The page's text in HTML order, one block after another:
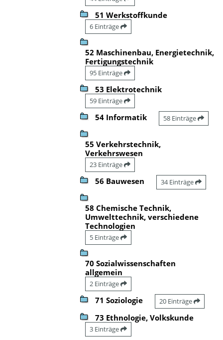
51 Werkstoffkunde
6 Einträge
52 Maschinenbau, Energietechnik,
Fertigungstechnik
95 Einträge
53 Elektrotechnik
59 Einträge
54 Informatik 58 Einträge
55 Verkehrstechnik,
Verkehrswesen
23 Einträge
56 Bauwesen 34 Einträge
58 Chemische Technik,
Umwelttechnik, verschiedene
Technologien
5 Einträge
70 Sozialwissenschaften
allgemein
2 Einträge
71 Soziologie 20 Einträge
73 Ethnologie, Volkskunde
3 Einträge